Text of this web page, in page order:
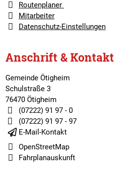
Routenplaner
Mitarbeiter
Datenschutz-Einstellungen
Anschrift & Kontakt
Gemeinde Ötigheim
Schulstraße 3
76470 Ötigheim
(07222) 91 97 - 0
(07222) 91 97 - 97
E-Mail-Kontakt
OpenStreetMap
Fahrplanauskunft